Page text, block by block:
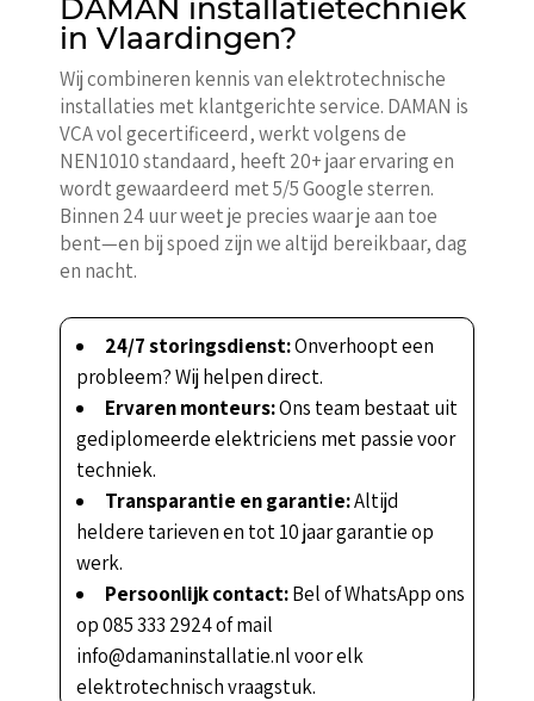
DAMAN installatietechniek
in Vlaardingen?
Wij combineren kennis van elektrotechnische
installaties met klantgerichte service. DAMAN is
VCA vol gecertificeerd, werkt volgens de
NEN1010 standaard, heeft 20+ jaar ervaring en
wordt gewaardeerd met 5/5 Google sterren.
Binnen 24 uur weet je precies waar je aan toe
bent—en bij spoed zijn we altijd bereikbaar, dag
en nacht.
24/7 storingsdienst:Onverhoopt een
probleem? Wij helpen direct.
Ervaren monteurs:Ons team bestaat uit
gediplomeerde elektriciens met passie voor
techniek.
Transparantie en garantie:Altijd
heldere tarieven en tot 10 jaar garantie op
werk.
Persoonlijk contact:Bel of WhatsApp ons
op 085 333 2924 of mail
info@damaninstallatie.nl voor elk
elektrotechnisch vraagstuk.